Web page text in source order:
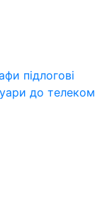
підлогові
до телеком